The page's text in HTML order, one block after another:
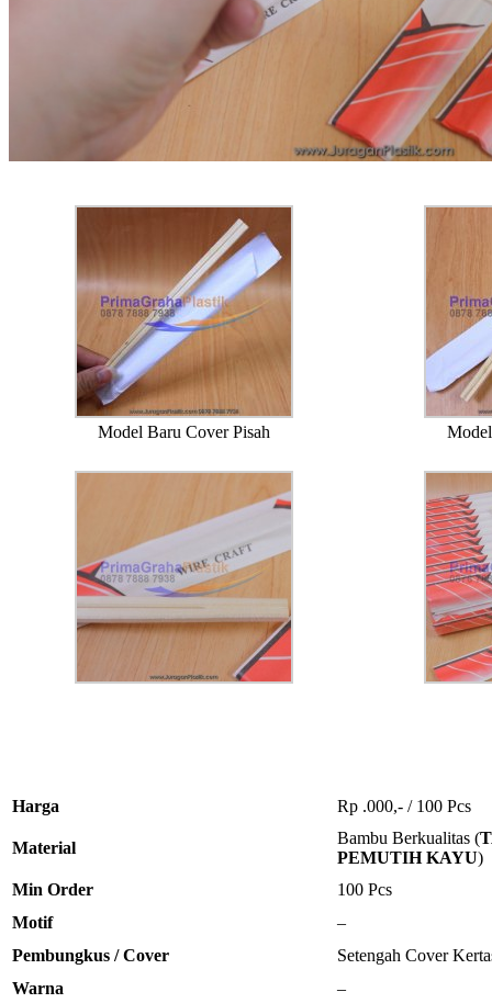
Model Baru Cover Pisah
Harga Rp .000,- / 100 Pcs
Material
Bambu Berkualitas (
PEMUTIH KAYU)
Min Order
100 Pcs
Motif
–
Pembungkus / Cover
Setengah Cover
Warna
–